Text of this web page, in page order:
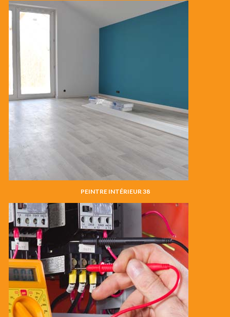
PEINTRE INTÉRIEUR 38